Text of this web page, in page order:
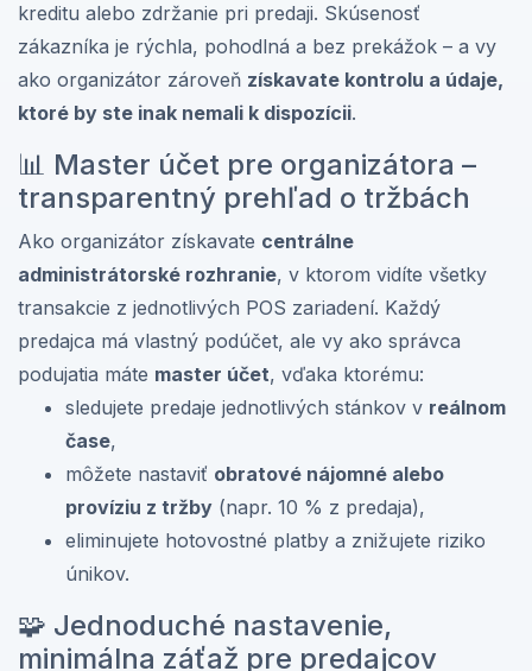
kreditu alebo zdržanie pri predaji. Skúsenosť
zákazníka je rýchla, pohodlná a bez prekážok – a vy
ako organizátor zároveň získavate kontrolu a údaje,
ktoré by ste inak nemali k dispozícii.
📊 Master účet pre organizátora –
transparentný prehľad o tržbách
Ako organizátor získavate centrálne
administrátorské rozhranie, v ktorom vidíte všetky
transakcie z jednotlivých POS zariadení. Každý
predajca má vlastný podúčet, ale vy ako správca
podujatia máte master účet, vďaka ktorému:
sledujete predaje jednotlivých stánkov v reálnom
čase,
môžete nastaviť obratové nájomné alebo
províziu z tržby (napr. 10 % z predaja),
eliminujete hotovostné platby a znižujete riziko
únikov.
🧩 Jednoduché nastavenie,
minimálna záťaž pre predajcov